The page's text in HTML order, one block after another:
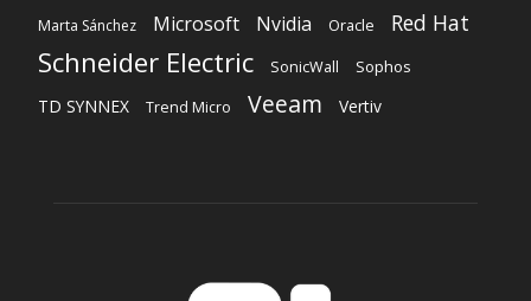
Marta Sánchez Microsoft Nvidia Oracle Red Hat
Schneider Electric SonicWall Sophos
TD SYNNEX Trend Micro Veeam Vertiv